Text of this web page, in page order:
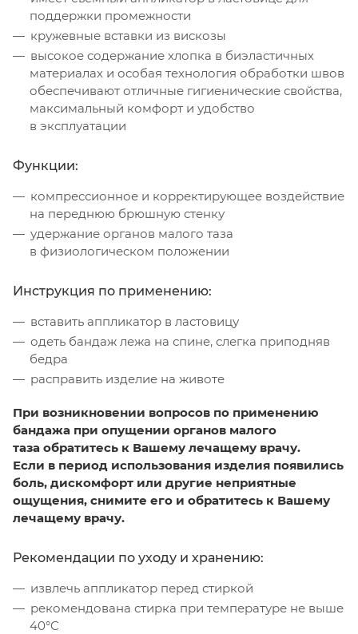
поддержки промежности
кружевные вставки из вискозы
высокое содержание хлопка в биэластичных
материалах и особая технология обработки швов
обеспечивают отличные гигиенические свойства,
максимальный комфорт и удобство
в эксплуатации
Функции:
компрессионное и корректирующее воздействие
на переднюю брюшную стенку
удержание органов малого таза
в физиологическом положении
Инструкция по применению:
вставить аппликатор в ластовицу
одеть бандаж лежа на спине, слегка приподняв
бедра
расправить изделие на животе
При возникновении вопросов по применению
бандажа при опущении органов малого
таза обратитесь к Вашему лечащему врачу.
Если в период использования изделия появились
боль, дискомфорт или другие неприятные
ощущения, снимите его и обратитесь к Вашему
лечащему врачу.
Рекомендации по уходу и хранению:
извлечь аппликатор перед стиркой
рекомендована стирка при температуре не выше
40°C